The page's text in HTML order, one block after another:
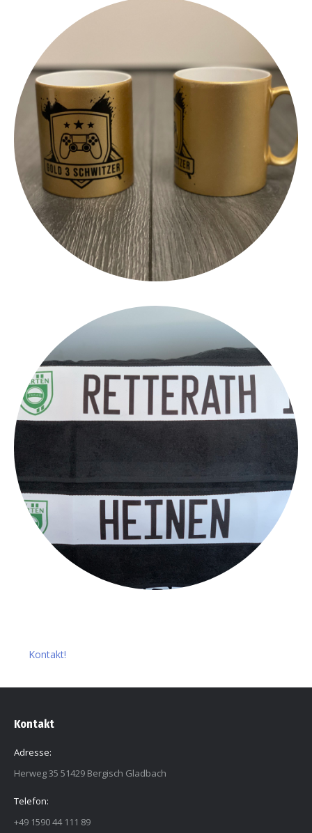
Kontakt!
Kontakt
Adresse:
Herweg 35 51429 Bergisch Gladbach
Telefon:
+49 1590 44 111 89